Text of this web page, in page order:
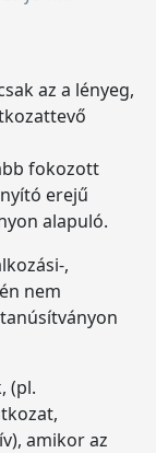
az a lényeg,
fokozott
erejű
alapuló.
,
nem
(pl.
amikor az